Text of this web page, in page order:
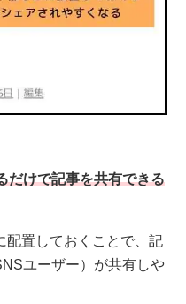
だけで記事を共有できる
配置しておくことで、記
ユーザー）が共有しや